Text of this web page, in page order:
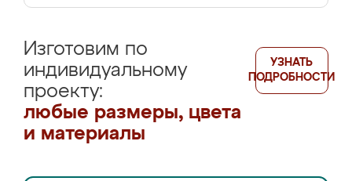
Изготовим по
индивидуальному
проекту:
любые размеры, цвета
и материалы
УЗНАТЬ
ПОДРОБНОСТИ